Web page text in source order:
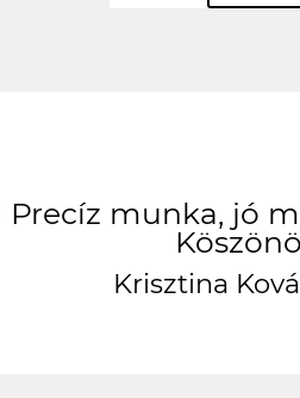
Precíz munka, jó
Krisztina